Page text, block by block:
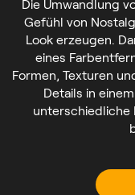
Die Umwandlung
Gefühl von
Look erzeugen.
eines
Formen, Texturen
Details in
unterschiedliche